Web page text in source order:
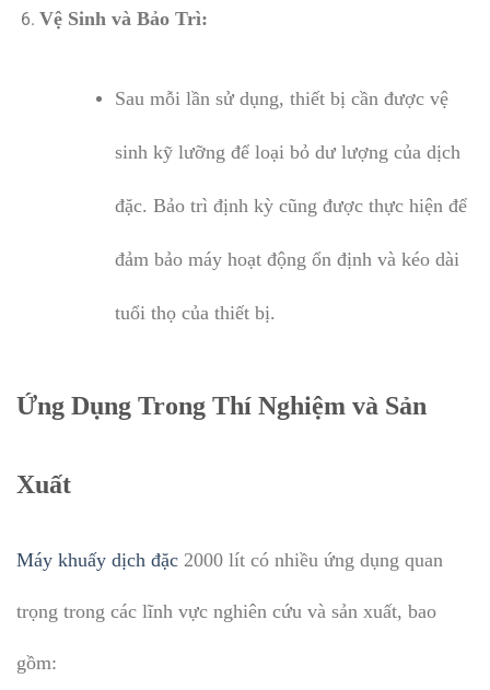
Vệ Sinh và Bảo Trì:
Sau mỗi lần sử dụng, thiết bị cần được vệ
sinh kỹ lưỡng để loại bỏ dư lượng của dịch
đặc. Bảo trì định kỳ cũng được thực hiện để
đảm bảo máy hoạt động ổn định và kéo dài
tuổi thọ của thiết bị.
Ứng Dụng Trong Thí Nghiệm và Sản
Xuất
Máy khuấy dịch đặc 2000 lít có nhiều ứng dụng quan
trọng trong các lĩnh vực nghiên cứu và sản xuất, bao
gồm: